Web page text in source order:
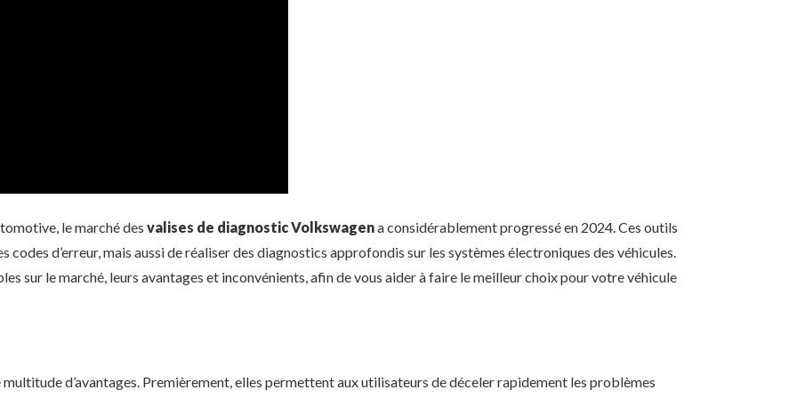
le marché des valises de diagnostic Volkswagena considérablement progressé en 2024. Ces outils
codes d’erreur, mais aussi de réaliser des diagnostics approfondis sur les systèmes électroniques des véhicules.
sur le marché, leurs avantages et inconvénients, afin de vous aider à faire le meilleur choix pour votre véhicule
d’avantages. Premièrement, elles permettent aux utilisateurs de déceler rapidement les problèmes